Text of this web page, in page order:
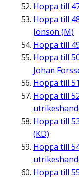
Hoppa till
Hoppa till
Jonson (M)
Hoppa till
Hoppa till
Johan
Hoppa till
Hoppa till
Hoppa till
(KD)
Hoppa till
Hoppa till